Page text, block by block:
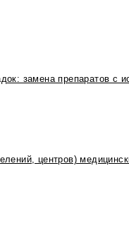
замена препаратов с
центров)